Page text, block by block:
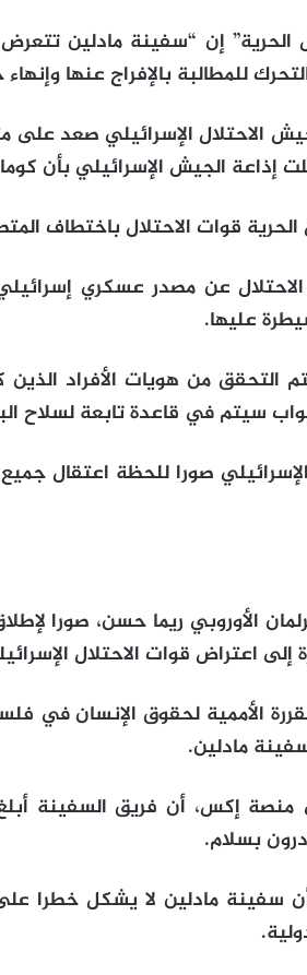
إن “سفينة مادلين
للمطالبة بالإفراج عنها
الاحتلال الإسرائيلي صعد على
إذاعة الجيش الإسرائيلي بأن
قوات الاحتلال باختطاف
عن مصدر عسكري
عليها.
التحقق من هويات الأفراد
سيتم في قاعدة تابعة لسلاح
صورا للحظة اعتقال
الأوروبي ريما حسن، صورا
إلى اعتراض قوات الاحتلال
الأممية لحقوق الإنسان في
مادلين.
منصة إكس، أن فريق السفينة
بسلام.
أن سفينة مادلين لا يشكل خطرا